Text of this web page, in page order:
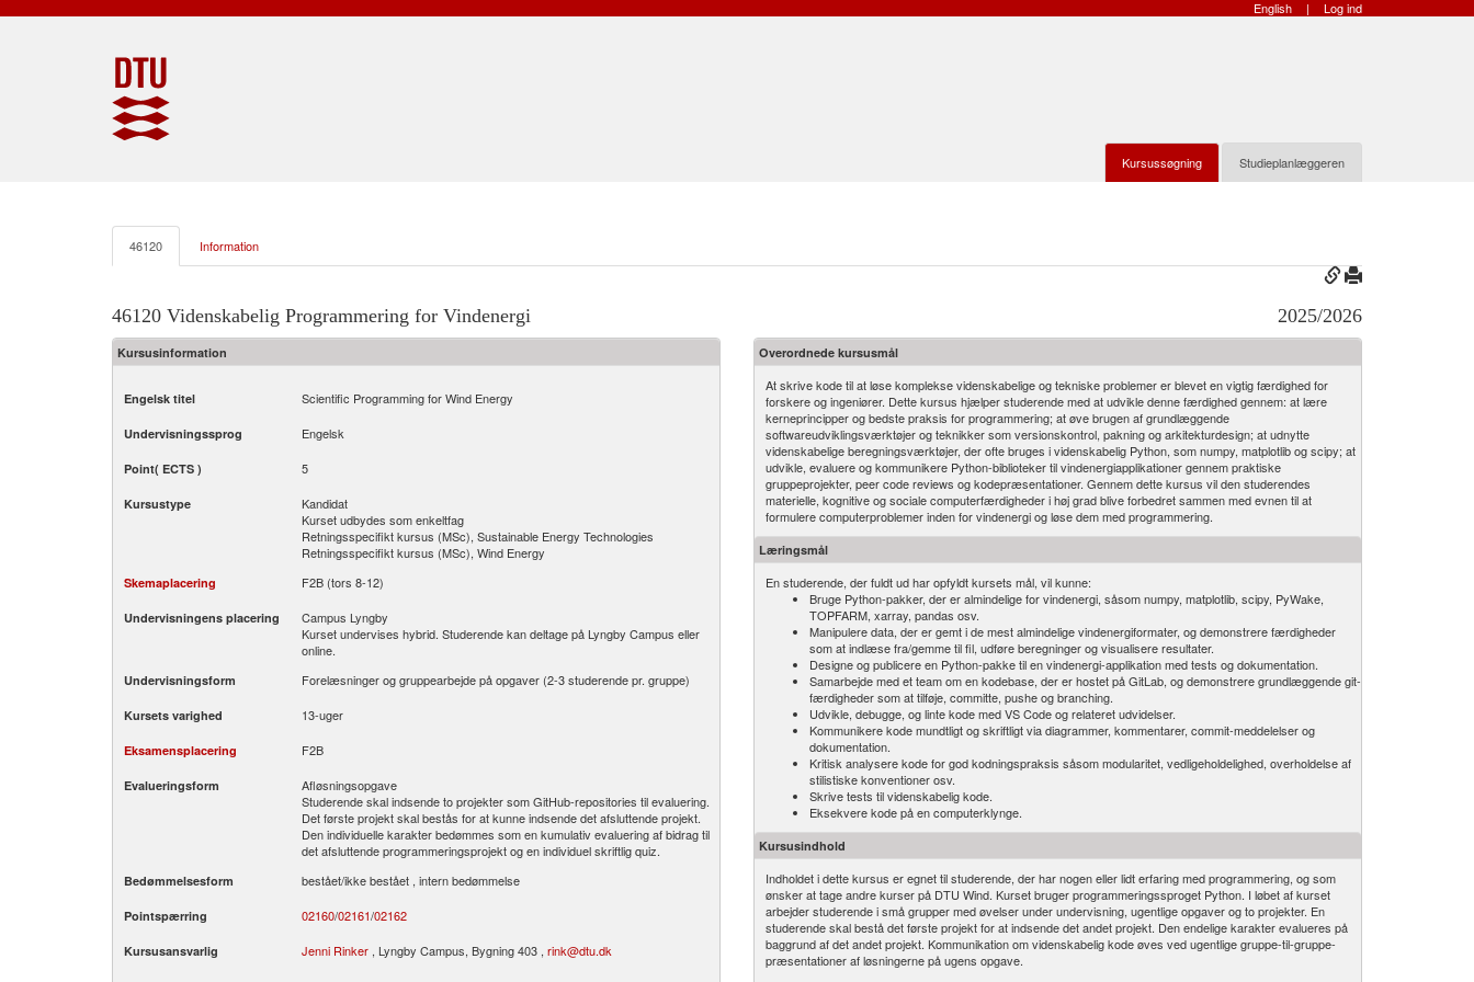
English | Log ind
Kursussøgning Studieplanlæggeren
46120 Information
46120 Videnskabelig Programmering for Vindenergi 2025/2026
Kursusinformation
Engelsk titel Scientific Programming for Wind Energy
Undervisningssprog Engelsk
Point( ECTS ) 5
Kursustype
Kandidat
Kurset udbydes som enkeltfag
Retningsspecifikt kursus (MSc), Sustainable Energy Technologies
Retningsspecifikt kursus (MSc), Wind Energy
Skemaplacering F2B (tors 8-12)
Undervisningens placering
Campus Lyngby
Kurset undervises hybrid. Studerende kan deltage på Lyngby Campus eller
online.
Undervisningsform Forelæsninger og gruppearbejde på opgaver (2-3 studerende pr. gruppe)
Kursets varighed 13-uger
Eksamensplacering F2B
Evalueringsform
Afløsningsopgave
Studerende skal indsende to projekter som GitHub-repositories til evaluering.
Det første projekt skal bestås for at kunne indsende det afsluttende projekt.
Den individuelle karakter bedømmes som en kumulativ evaluering af bidrag til
det afsluttende programmeringsprojekt og en individuel skriftlig quiz.
Bedømmelsesform bestået/ikke bestået , intern bedømmelse
Pointspærring 02160/02161/02162
Kursusansvarlig Jenni Rinker , Lyngby Campus, Bygning 403 , rink@dtu.dk
Overordnede kursusmål
At skrive kode til at løse komplekse videnskabelige og tekniske problemer er blevet en vigtig færdighed for
forskere og ingeniører. Dette kursus hjælper studerende med at udvikle denne færdighed gennem: at lære
kerneprincipper og bedste praksis for programmering; at øve brugen af grundlæggende
softwareudviklingsværktøjer og teknikker som versionskontrol, pakning og arkitekturdesign; at udnytte
videnskabelige beregningsværktøjer, der ofte bruges i videnskabelig Python, som numpy, matplotlib og scipy; at
udvikle, evaluere og kommunikere Python-biblioteker til vindenergiapplikationer gennem praktiske
gruppeprojekter, peer code reviews og kodepræsentationer. Gennem dette kursus vil den studerendes
materielle, kognitive og sociale computerfærdigheder i høj grad blive forbedret sammen med evnen til at
formulere computerproblemer inden for vindenergi og løse dem med programmering.
Læringsmål
En studerende, der fuldt ud har opfyldt kursets mål, vil kunne:
Bruge Python-pakker, der er almindelige for vindenergi, såsom numpy, matplotlib, scipy, PyWake,
TOPFARM, xarray, pandas osv.
Manipulere data, der er gemt i de mest almindelige vindenergiformater, og demonstrere færdigheder
som at indlæse fra/gemme til fil, udføre beregninger og visualisere resultater.
Designe og publicere en Python-pakke til en vindenergi-applikation med tests og dokumentation.
Samarbejde med et team om en kodebase, der er hostet på GitLab, og demonstrere grundlæggende git-
færdigheder som at tilføje, committe, pushe og branching.
Udvikle, debugge, og linte kode med VS Code og relateret udvidelser.
Kommunikere kode mundtligt og skriftligt via diagrammer, kommentarer, commit-meddelelser og
dokumentation.
Kritisk analysere kode for god kodningspraksis såsom modularitet, vedligeholdelighed, overholdelse af
stilistiske konventioner osv.
Skrive tests til videnskabelig kode.
Eksekvere kode på en computerklynge.
Kursusindhold
Indholdet i dette kursus er egnet til studerende, der har nogen eller lidt erfaring med programmering, og som
ønsker at tage andre kurser på DTU Wind. Kurset bruger programmeringssproget Python. I løbet af kurset
arbejder studerende i små grupper med øvelser under undervisning, ugentlige opgaver og to projekter. En
studerende skal bestå det første projekt for at indsende det andet projekt. Den endelige karakter evalueres på
baggrund af det andet projekt. Kommunikation om videnskabelig kode øves ved ugentlige gruppe-til-gruppe-
præsentationer af løsningerne på ugens opgave.